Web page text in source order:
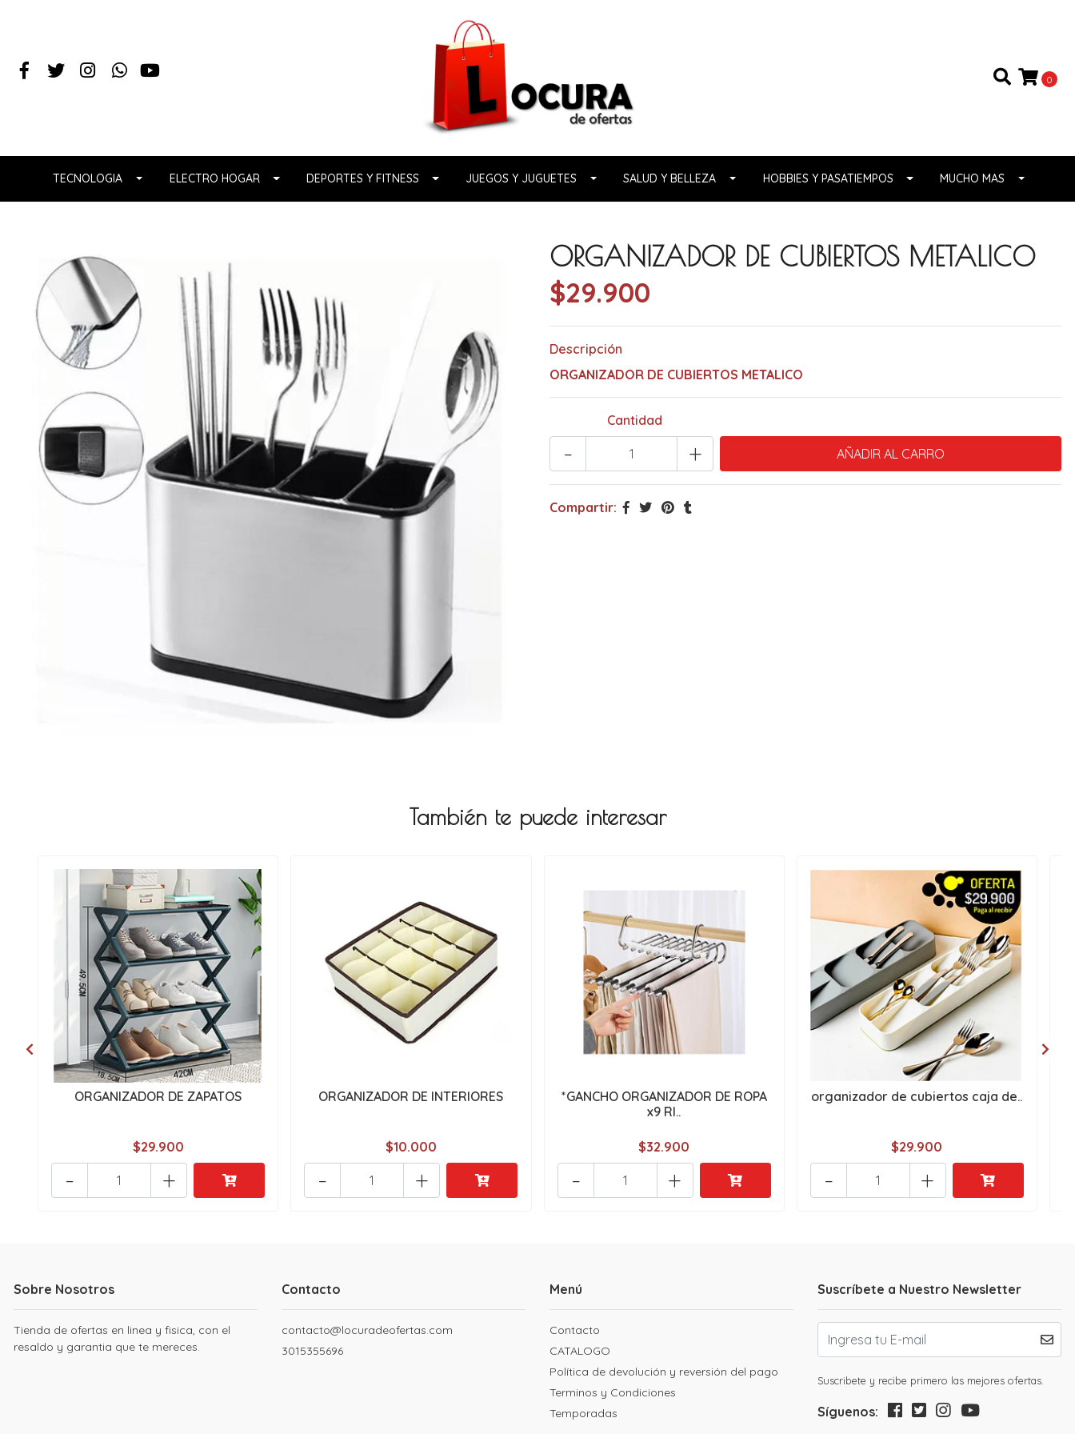
0
TECNOLOGIA ELECTRO HOGAR DEPORTES Y FITNESS JUEGOS Y JUGUETES SALUD Y BELLEZA HOBBIES Y PASATIEMPOS MUCHO MAS
ORGANIZADOR DE CUBIERTOS METALICO
$29.900
Descripción
ORGANIZADOR DE CUBIERTOS METALICO
Cantidad
+
-
Compartir:
También te puede interesar
ORGANIZADOR DE ZAPATOS
$29.900
+
-
ORGANIZADOR DE INTERIORES
$10.000
+
-
*GANCHO ORGANIZADOR DE ROPA
x9 RI..
$32.900
+
-
organizador de cubiertos caja de..
$29.900
+
-
Sobre Nosotros
Tienda de ofertas en linea y fisica, con el
resaldo y garantia que te mereces.
Contacto
contacto@locuradeofertas.com
3015355696
Menú
Contacto
CATALOGO
Política de devolución y reversión del pago
Terminos y Condiciones
Temporadas
Suscríbete a Nuestro Newsletter
Suscribete y recibe primero las mejores ofertas.
Síguenos: